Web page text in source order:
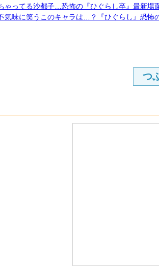
ゃってる沙都子…恐怖の『ひぐらし卒』最新場
気味に笑うこのキャラは…？『ひぐらし』恐怖
つ